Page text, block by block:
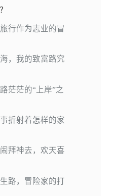
行作为志业的冒
，我的致富路究
茫茫的“上岸”之
折射着怎样的家
拜神去，欢天喜
路，冒险家的打